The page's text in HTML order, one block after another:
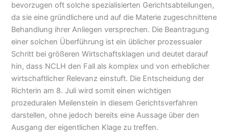
bevorzugen oft solche spezialisierten Gerichtsabteilungen,
da sie eine gründlichere und auf die Materie zugeschnittene
Behandlung ihrer Anliegen versprechen. Die Beantragung
einer solchen Überführung ist ein üblicher prozessualer
Schritt bei größeren Wirtschaftsklagen und deutet darauf
hin, dass NCLH den Fall als komplex und von erheblicher
wirtschaftlicher Relevanz einstuft. Die Entscheidung der
Richterin am 8. Juli wird somit einen wichtigen
prozeduralen Meilenstein in diesem Gerichtsverfahren
darstellen, ohne jedoch bereits eine Aussage über den
Ausgang der eigentlichen Klage zu treffen.